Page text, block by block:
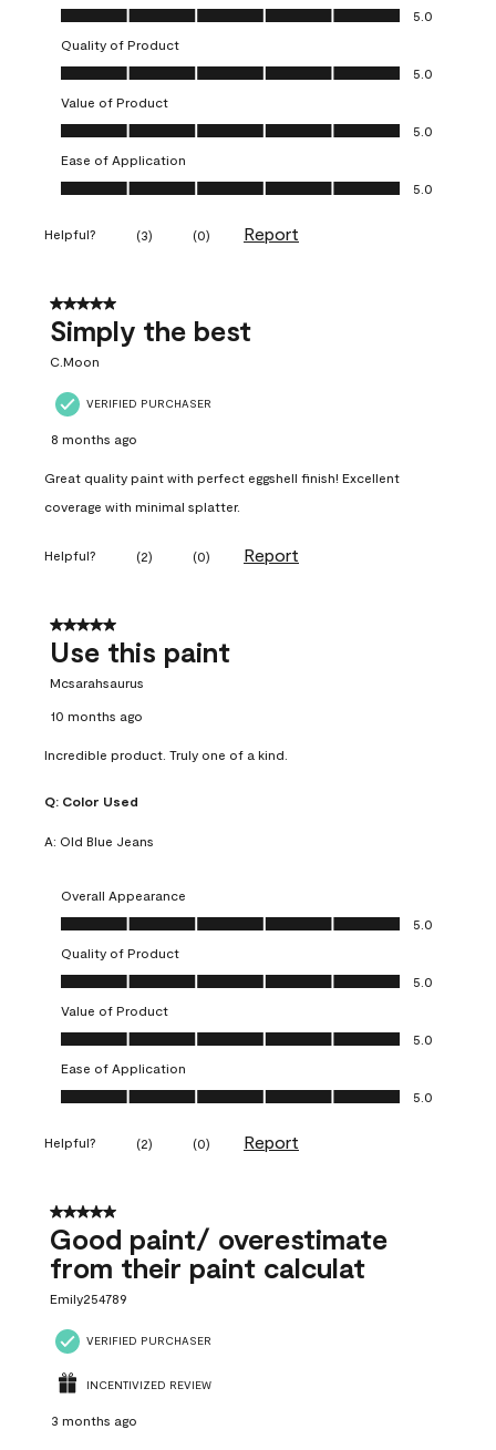
Overall Appearance, 5.0 out of 5
5.0
Quality of Product
Quality of Product, 5.0 out of 5
5.0
Value of Product
Value of Product, 5.0 out of 5
5.0
Ease of Application
Ease of Application, 5.0 out of 5
5.0
Helpful? (3) (0) Report
5 out of 5 stars.
Simply the best
C.Moon
VERIFIED PURCHASER
8 months ago
Great quality paint with perfect eggshell finish! Excellent
coverage with minimal splatter.
Helpful? (2) (0) Report
5 out of 5 stars.
Use this paint
Mcsarahsaurus
10 months ago
Incredible product. Truly one of a kind.
Q: Color Used
A: Old Blue Jeans
Overall Appearance
Overall Appearance, 5.0 out of 5
5.0
Quality of Product
Quality of Product, 5.0 out of 5
5.0
Value of Product
Value of Product, 5.0 out of 5
5.0
Ease of Application
Ease of Application, 5.0 out of 5
5.0
Helpful? (2) (0) Report
5 out of 5 stars.
Good paint/ overestimate
from their paint calculat
Emily254789
VERIFIED PURCHASER
INCENTIVIZED REVIEW
3 months ago